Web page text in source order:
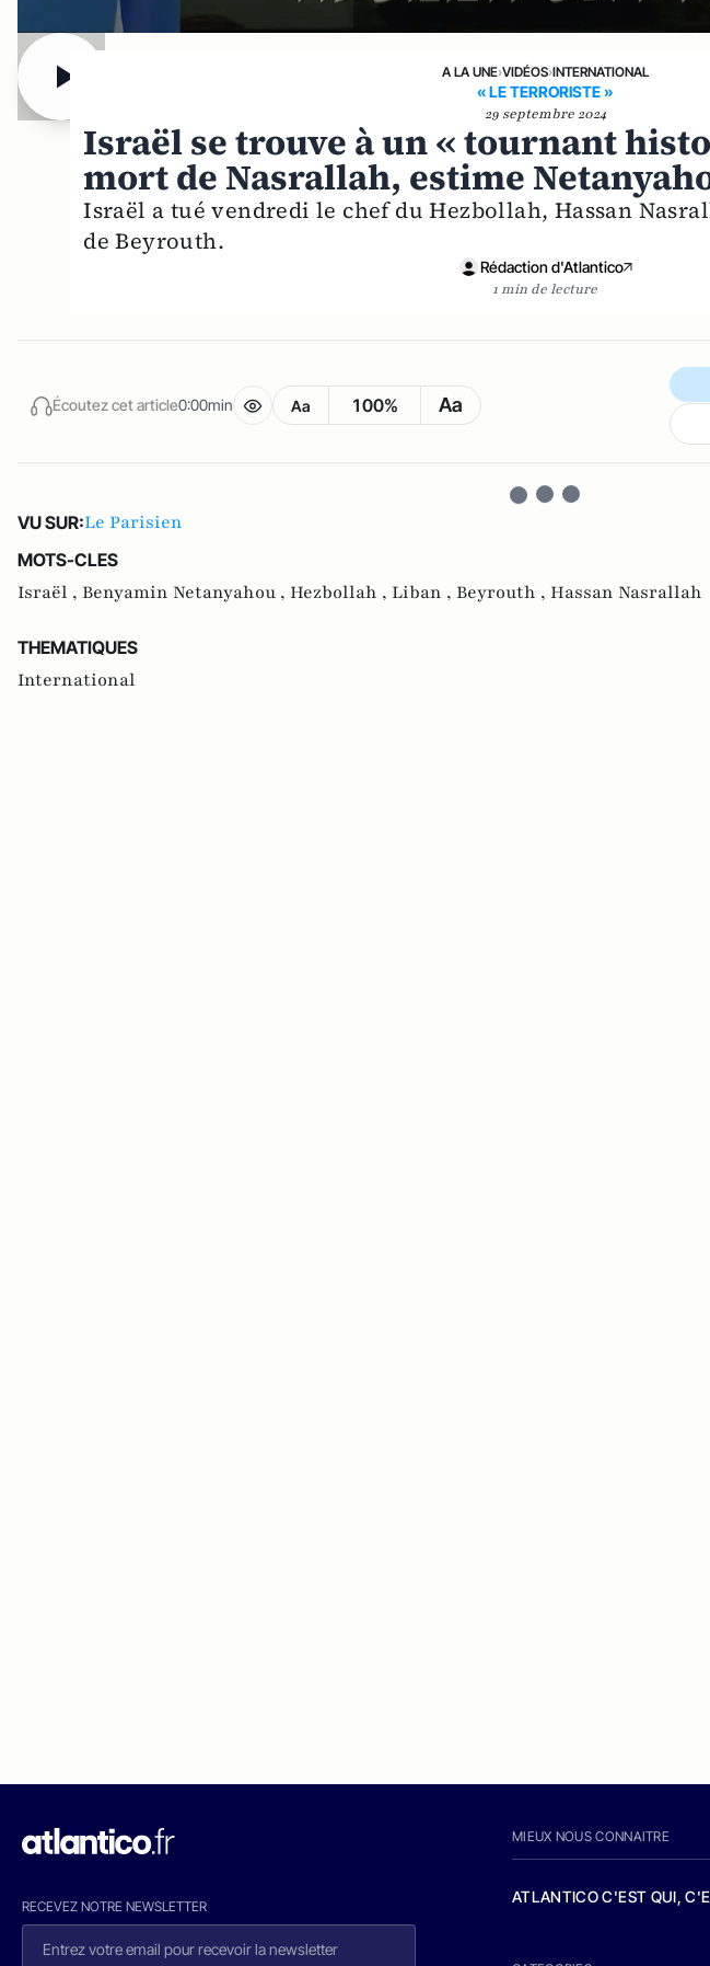
A LA UNE›VIDÉOS›INTERNATIONAL
« LE TERRORISTE »
29 septembre 2024
Israël se trouve à un « tournant
mort de Nasrallah, estime
Israël a tué vendredi le chef du Hezbollah, Hassan
de Beyrouth.
Rédaction d'Atlantico
1 min de lecture
Écoutez cet article0:00min Aa 100% Aa
VU SUR:Le Parisien
MOTS-CLES
Israël , Benyamin Netanyahou , Hezbollah , Liban , Beyrouth , Hassan Nasrallah
THEMATIQUES
International
RECEVEZ NOTRE NEWSLETTER
MIEUX NOUS CONNAITRE
ATLANTICO C'EST QUI,